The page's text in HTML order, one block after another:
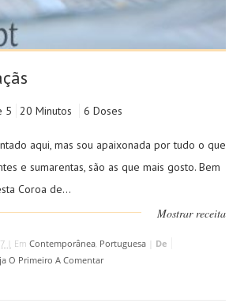
5 20 Minutos 6 Doses
aqui, mas sou apaixonada por tudo o que
e sumarentas, são as que mais gosto. Bem
Coroa de...
Mostrar receita
| Em Contemporânea, Portuguesa| De
O Primeiro A Comentar